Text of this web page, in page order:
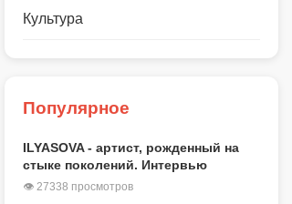
Культура
Популярное
ILYASOVA - артист, рожденный на
стыке поколений. Интервью
👁 27338 просмотров